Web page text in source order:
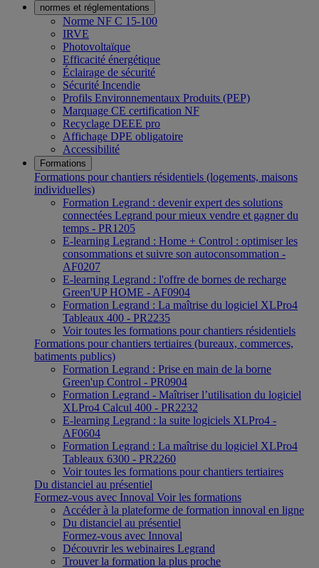
normes et réglementations
Norme NF C 15-100
IRVE
Photovoltaïque
Efficacité énergétique
Éclairage de sécurité
Sécurité Incendie
Profils Environnementaux Produits (PEP)
Marquage CE certification NF
Recyclage DEEE pro
Affichage DPE obligatoire
Accessibilité
Formations
Formations pour chantiers résidentiels (logements, maisons
individuelles)
Formation Legrand : devenir expert des solutions
connectées Legrand pour mieux vendre et gagner du
temps - PR1205
E-learning Legrand : Home + Control : optimiser les
consommations et suivre son autoconsommation -
AF0207
E-learning Legrand : l'offre de bornes de recharge
Green'UP HOME - AF0904
Formation Legrand : La maîtrise du logiciel XLPro4
Tableaux 400 - PR2235
Voir toutes les formations pour chantiers résidentiels
Formations pour chantiers tertiaires (bureaux, commerces,
batiments publics)
Formation Legrand : Prise en main de la borne
Green'up Control - PR0904
Formation Legrand - Maîtriser l’utilisation du logiciel
XLPro4 Calcul 400 - PR2232
E-learning Legrand : la suite logiciels XLPro4 -
AF0604
Formation Legrand : La maîtrise du logiciel XLPro4
Tableaux 6300 - PR2260
Voir toutes les formations pour chantiers tertiaires
Du distanciel au présentiel
Formez-vous avec Innoval Voir les formations
Accéder à la plateforme de formation innoval en ligne
Du distanciel au présentiel
Formez-vous avec Innoval
Découvrir les webinaires Legrand
Trouver la formation la plus proche